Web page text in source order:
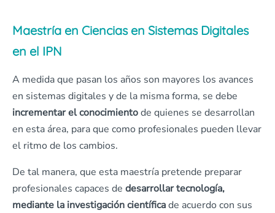
Maestría en Ciencias en Sistemas Digitales
en el IPN
A medida que pasan los años son mayores los avances
en sistemas digitales y de la misma forma, se debe
incrementar el conocimientode quienes se desarrollan
en esta área, para que como profesionales pueden llevar
el ritmo de los cambios.
De tal manera, que esta maestría pretende preparar
profesionales capaces de desarrollar tecnología,
mediante la investigación científicade acuerdo con sus